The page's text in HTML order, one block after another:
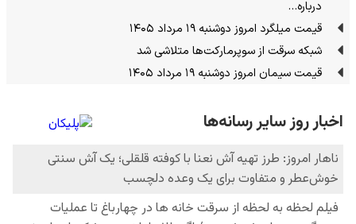
درباره…
قیمت میلگرد امروز دوشنبه ۱۹ مرداد ۱۴۰۵
شبکه سرقت از سوپرمارکت‌ها متلاشی شد
قیمت سیمان امروز دوشنبه ۱۹ مرداد ۱۴۰۵